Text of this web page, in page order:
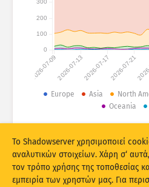
Στατιστικά επιθέσεων: Συσκευές
Χώρες
Σύνολο δεδομένων
Αυτόματη ενημέρωση
Ενημέρωση
2026-07-092026-07-132026-07-172026-07-21
0
100
200
300
Europe Asia North
Oceania
Το Shadowserver χρησιμοποιεί
αναλυτικών στοιχείων. Χάρη σ‘
τον τρόπο χρήσης της τοποθεσίας
εμπειρία των χρηστών μας. Για